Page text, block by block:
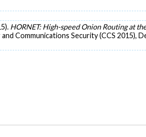
HORNET: High-speed Onion Routing at
Communications Security (CCS 2015),